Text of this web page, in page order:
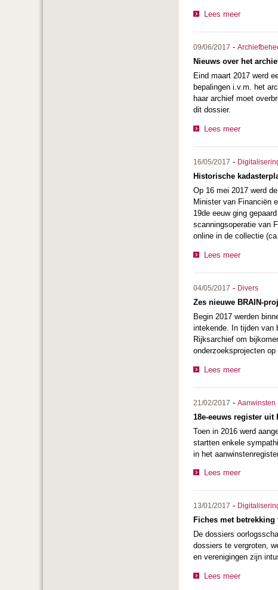
Lees meer
09/06/2017 -
Nieuws over het
Eind maart 2017 werd
bepalingen i.v.m. het
haar archief moet
dit dossier.
Lees meer
16/05/2017 -
Historische
Op 16 mei 2017 werd
Minister van Financiën
19de eeuw ging
scanningsoperatie van
online in de collectie
Lees meer
04/05/2017 - Divers
Zes nieuwe BRAIN-
Begin 2017 werden
intekende. In tijden van
Rijksarchief om
onderzoeksprojecten op
Lees meer
21/02/2017 - Aanwinsten
18e-eeuws register
Toen in 2016 werd
startten enkele
in het
Lees meer
13/01/2017 -
Fiches met
De dossiers
dossiers te vergroten,
en verenigingen zijn
Lees meer